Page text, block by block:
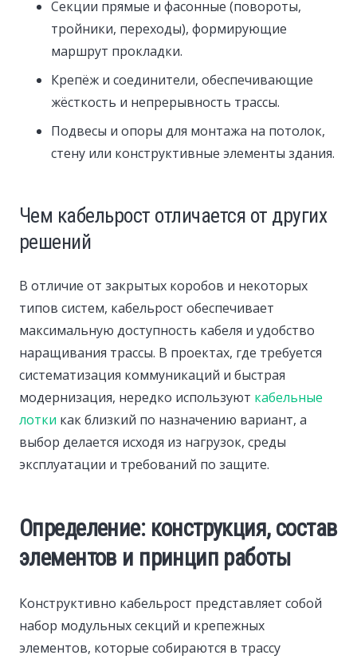
Секции прямые и фасонные (повороты,
тройники, переходы), формирующие
маршрут прокладки.
Крепёж и соединители, обеспечивающие
жёсткость и непрерывность трассы.
Подвесы и опоры для монтажа на потолок,
стену или конструктивные элементы здания.
Чем кабельрост отличается от других
решений
В отличие от закрытых коробов и некоторых
типов систем, кабельрост обеспечивает
максимальную доступность кабеля и удобство
наращивания трассы. В проектах, где требуется
систематизация коммуникаций и быстрая
модернизация, нередко используют кабельные
лотки как близкий по назначению вариант, а
выбор делается исходя из нагрузок, среды
эксплуатации и требований по защите.
Определение: конструкция, состав
элементов и принцип работы
Конструктивно кабельрост представляет собой
набор модульных секций и крепежных
элементов, которые собираются в трассу